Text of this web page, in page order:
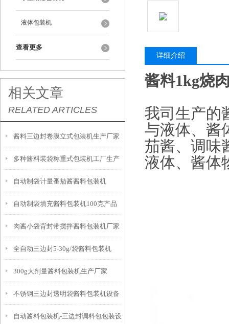
液体包装机
查看更多
相关文章
RELATED ARTICLES
酱料三边封卷膜立式包装机生产厂家
多种酱料装袋称重式包装机工厂生产
自动制袋计量番茄酱酱料包装机
自动制袋填充酱料包装机100克产品
简介
肉酱小袋背封带搅拌酱料包装机厂家
全自动三边封5-30g/袋酱料包装机
300g大剂量酱料包装机生产厂家
不锈钢三边封透明袋酱料包装机设备
自动酱料包装机-三边封调料包包装设
详细介绍
酱料1kg烧
我司生产的
与液体、酱
茄酱、调味
液体、酱体